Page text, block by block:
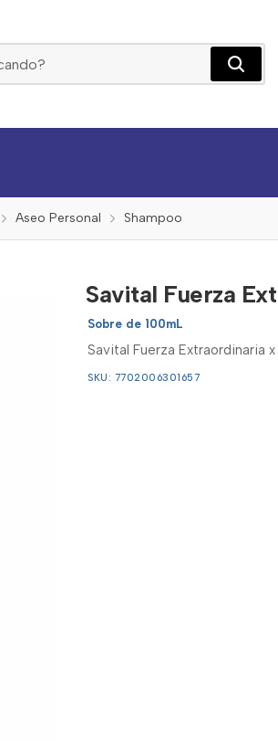
Aseo Personal Shampoo
Savital Fuerza
Sobre de 100mL
Savital Fuerza Extraordinaria
SKU: 7702006301657